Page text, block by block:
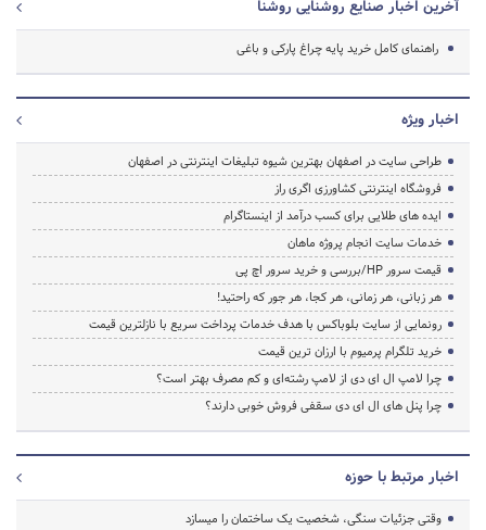
آخرین اخبار صنایع روشنایی روشنا
راهنمای کامل خرید پایه چراغ پارکی و باغی
اخبار ویژه
طراحی سایت در اصفهان بهترین شیوه تبلیغات اینترنتی در اصفهان
فروشگاه اینترنتی کشاورزی اگری راز
ایده های طلایی برای کسب درآمد از اینستاگرام
خدمات سایت انجام پروژه ماهان
قیمت سرور HP/بررسی و خرید سرور اچ پی
هر زبانی، هر زمانی، هر کجا، هر جور که راحتید!
رونمایی از سایت بلوباکس با هدف خدمات پرداخت سریع با نازلترین قیمت
خرید تلگرام پرمیوم با ارزان ترین قیمت
چرا لامپ ال ای دی از لامپ رشته‌ای و کم مصرف بهتر است؟
چرا پنل های ال ای دی سقفی فروش خوبی دارند؟
اخبار مرتبط با حوزه
وقتی جزئیات سنگی، شخصیت یک ساختمان را میسازد